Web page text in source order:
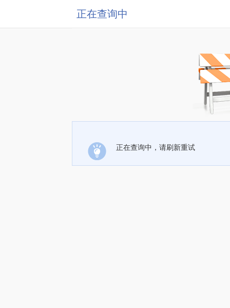
正在查询中
正在查询中，请刷新重试